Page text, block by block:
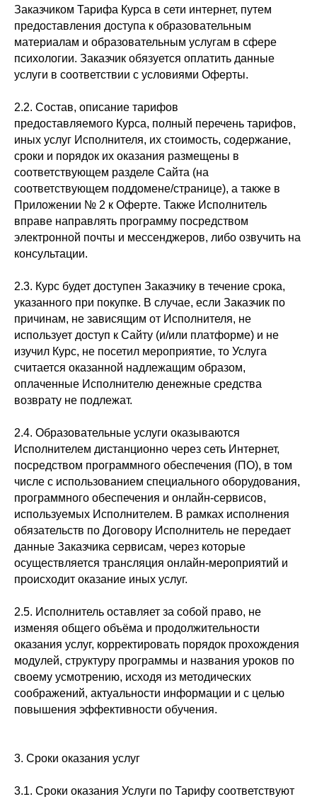
Заказчиком Тарифа Курса в сети интернет, путем
предоставления доступа к образовательным
материалам и образовательным услугам в сфере
психологии. Заказчик обязуется оплатить данные
услуги в соответствии с условиями Оферты.
2.2. Состав, описание тарифов
предоставляемого Курса, полный перечень тарифов,
иных услуг Исполнителя, их стоимость, содержание,
сроки и порядок их оказания размещены в
соответствующем разделе Сайта (на
соответствующем поддомене/странице), а также в
Приложении № 2 к Оферте. Также Исполнитель
вправе направлять программу посредством
электронной почты и мессенджеров, либо озвучить на
консультации.
2.3. Курс будет доступен Заказчику в течение срока,
указанного при покупке. В случае, если Заказчик по
причинам, не зависящим от Исполнителя, не
использует доступ к Сайту (и/или платформе) и не
изучил Курс, не посетил мероприятие, то Услуга
считается оказанной надлежащим образом,
оплаченные Исполнителю денежные средства
возврату не подлежат.
2.4. Образовательные услуги оказываются
Исполнителем дистанционно через сеть Интернет,
посредством программного обеспечения (ПО), в том
числе с использованием специального оборудования,
программного обеспечения и онлайн-сервисов,
используемых Исполнителем. В рамках исполнения
обязательств по Договору Исполнитель не передает
данные Заказчика сервисам, через которые
осуществляется трансляция онлайн-мероприятий и
происходит оказание иных услуг.
2.5. Исполнитель оставляет за собой право, не
изменяя общего объёма и продолжительности
оказания услуг, корректировать порядок прохождения
модулей, структуру программы и названия уроков по
своему усмотрению, исходя из методических
соображений, актуальности информации и с целью
повышения эффективности обучения.
3. Сроки оказания услуг
3.1. Сроки оказания Услуги по Тарифу соответствуют